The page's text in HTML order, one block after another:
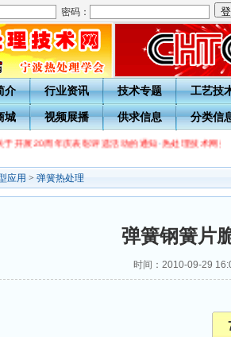
密码：
介 行业资讯 技术专题 工艺技
城 视频展播 供求信息 分类信
于开展20周年庆表彰评选活动的通知·热处理技术网投
应用 > 弹簧热处理
弹簧钢簧片
时间：2010-09-29